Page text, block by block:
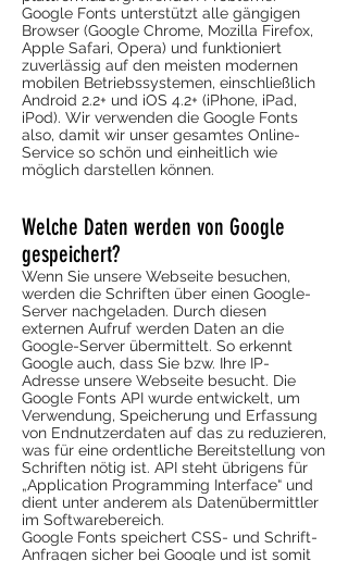
Google Fonts unterstützt alle gängigen
Browser (Google Chrome, Mozilla Firefox,
Apple Safari, Opera) und funktioniert
zuverlässig auf den meisten modernen
mobilen Betriebssystemen, einschließlich
Android 2.2+ und iOS 4.2+ (iPhone, iPad,
iPod). Wir verwenden die Google Fonts
also, damit wir unser gesamtes Online-
Service so schön und einheitlich wie
möglich darstellen können.
Welche Daten werden von Google
gespeichert?
Wenn Sie unsere Webseite besuchen,
werden die Schriften über einen Google-
Server nachgeladen. Durch diesen
externen Aufruf werden Daten an die
Google-Server übermittelt. So erkennt
Google auch, dass Sie bzw. Ihre IP-
Adresse unsere Webseite besucht. Die
Google Fonts API wurde entwickelt, um
Verwendung, Speicherung und Erfassung
von Endnutzerdaten auf das zu reduzieren,
was für eine ordentliche Bereitstellung von
Schriften nötig ist. API steht übrigens für
„Application Programming Interface“ und
dient unter anderem als Datenübermittler
im Softwarebereich.
Google Fonts speichert CSS- und Schrift-
Anfragen sicher bei Google und ist somit